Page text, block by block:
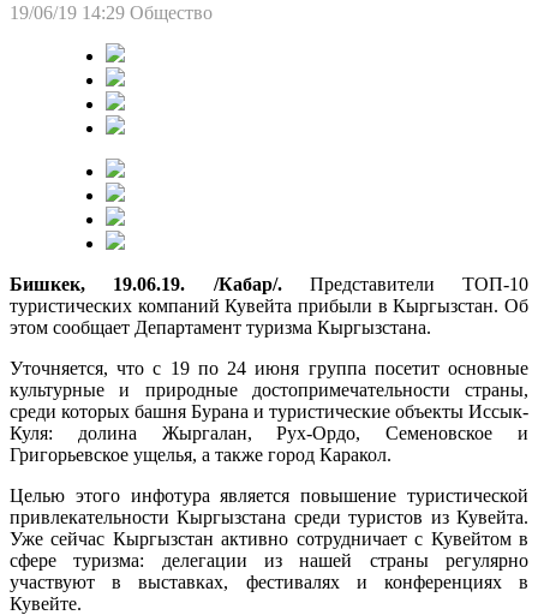
19/06/19 14:29 Общество
Бишкек, 19.06.19. /Кабар/. Представители ТОП-10
туристических компаний Кувейта прибыли в Кыргызстан. Об
этом сообщает Департамент туризма Кыргызстана.
Уточняется, что с 19 по 24 июня группа посетит основные
культурные и природные достопримечательности страны,
среди которых башня Бурана и туристические объекты Иссык-
Куля: долина Жыргалан, Рух-Ордо, Семеновcкое и
Григорьевское ущелья, а также город Каракол.
Целью этого инфотура является повышение туристической
привлекательности Кыргызстана среди туристов из Кувейта.
Уже сейчас Кыргызстан активно сотрудничает с Кувейтом в
сфере туризма: делегации из нашей страны регулярно
участвуют в выставках, фестивалях и конференциях в
Кувейте.